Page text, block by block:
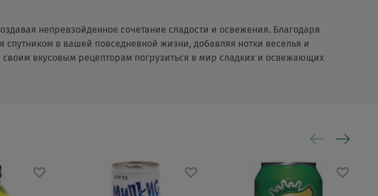
непревзойденное сочетание сладости и освежения. Благодаря
спутником в вашей повседневной жизни, добавляя нотки веселья и
вкусовым рецепторам погрузиться в мир сладких и освежающих